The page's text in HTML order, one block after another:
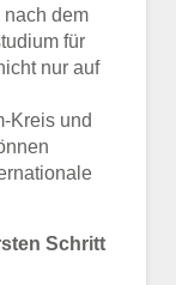
nach dem
für
nur auf
Kreis und
Schritt